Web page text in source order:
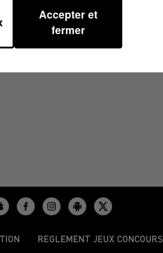
REGLEMENT JEUX CONCOURS
Accepter et
fermer